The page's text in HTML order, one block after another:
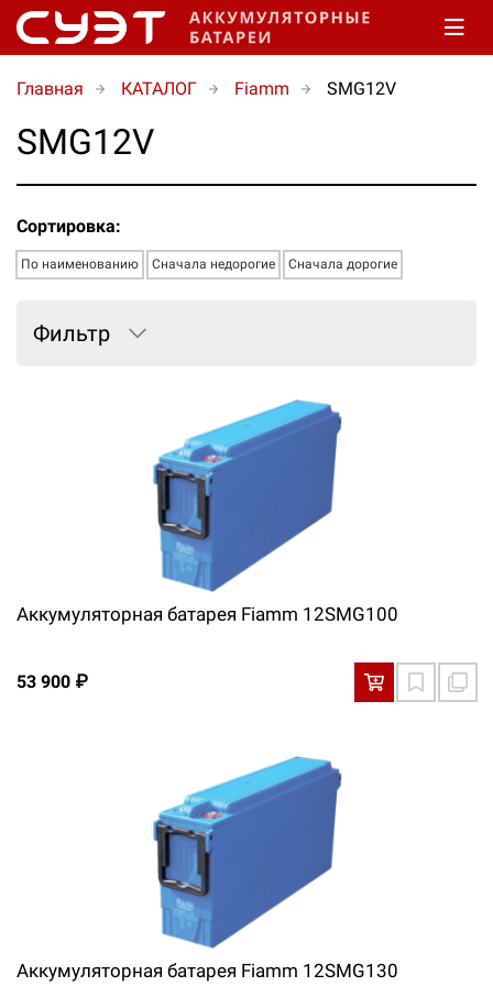
Главная КАТАЛОГ Fiamm SMG12V
SMG12V
Сортировка:
По наименованию Сначала недорогие Сначала дорогие
Фильтр
Аккумуляторная батарея Fiamm 12SMG100
53 900 ₽
Аккумуляторная батарея Fiamm 12SMG130